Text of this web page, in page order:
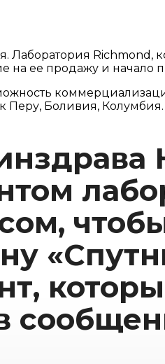
Лаборатория Richmond,
на ее продажу и начало
Перу, Боливия, Колумбия.